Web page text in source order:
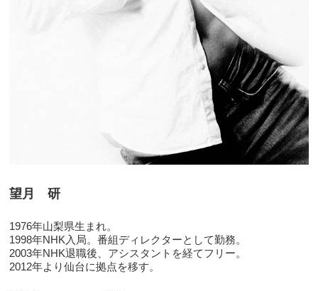
望月 研
1976年山梨県生まれ。
1998年NHK入局。番組ディレクターとして勤務。
2003年NHK退職後、アシスタントを経てフリー。
2012年より仙台に拠点を移す。